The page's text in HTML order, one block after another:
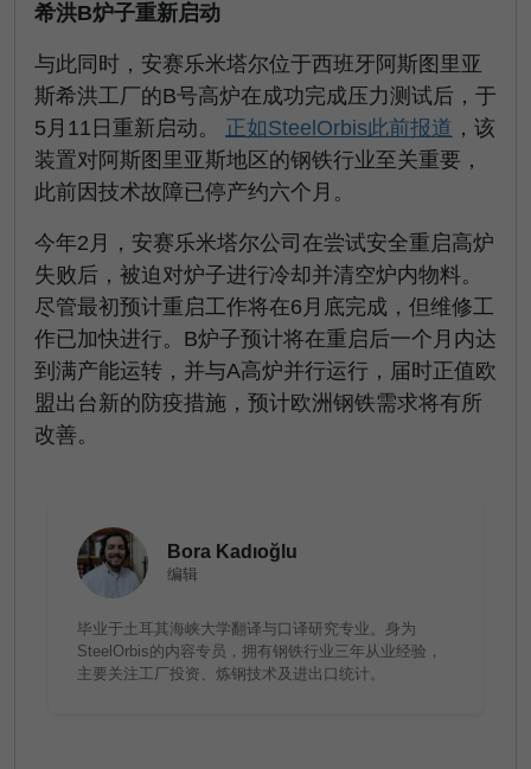
希洪B炉子重新启动
与此同时，安赛乐米塔尔位于西班牙阿斯图里亚
斯希洪工厂的B号高炉在成功完成压力测试后，于
5月11日重新启动。 正如SteelOrbis此前报道 ，该
装置对阿斯图里亚斯地区的钢铁行业至关重要，
此前因技术故障已停产约六个月。
今年2月，安赛乐米塔尔公司在尝试安全重启高炉
失败后，被迫对炉子进行冷却并清空炉内物料。
尽管最初预计重启工作将在6月底完成，但维修工
作已加快进行。B炉子预计将在重启后一个月内达
到满产能运转，并与A高炉并行运行，届时正值欧
盟出台新的防疫措施，预计欧洲钢铁需求将有所
改善。
Bora Kadıoğlu
编辑
毕业于土耳其海峡大学翻译与口译研究专业。身为
SteelOrbis的内容专员，拥有钢铁行业三年从业经验，
主要关注工厂投资、炼钢技术及进出口统计。